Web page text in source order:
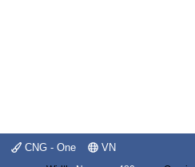
CNG - One VN